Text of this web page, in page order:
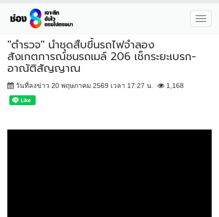
"ตำรวจ" นำชุดสืบขึ้นรถไฟจำลอง
สังเกตการณ์ชนรถเมล์ 206 เช็กระยะเบรก-
อาณัติสัญญาณ
วันที่ลงข่าว 20 พฤษภาคม 2569 เวลา 17:27 น. 1,168